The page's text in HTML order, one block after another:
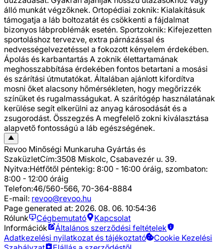
álló munkát végzőknek. Ortopédiai zoknik: Kialakításuk
támogatja a láb boltozatát és csökkenti a fájdalmat
bizonyos lábproblémák esetén. Sportzoknik: Kifejezetten
sportoláshoz tervezve, extra párnázással és
nedvességelvezetéssel a fokozott kényelem érdekében.
Ápolás és karbantartás A zoknik élettartamának
meghosszabbítása érdekében fontos betartani a mosási
és szárítási útmutatókat. Általában ajánlott kifordítva
mosni őket alacsony hőmérsékleten, hogy megőrizzék
színüket és rugalmasságukat. A szárítógép használatának
kerülése segít elkerülni az anyag károsodását és a
zsugorodást. Összegzés A megfelelő zokni kiválasztása
alapvető fontosságú a láb egészségének.
Revoo Minőségi Munkaruha Gyártás és
SzaküzletCím:3508 Miskolc, Csabavezér u. 39.
Nyitva:Hétfőtől péntekig: 8:00 - 16:00 óráig, szombaton:
8:00 - 12:00 óráig
Telefon:46/560-566, 70-364-8884
E-mail: revoo@revoo.hu
Page generated at: 2026. 08. 06. 10:54:36
Rólunk
Cégbemutató
Kapcsolat
Információk
Általános szerződési feltételek
Adatkezelési nyilatkozat és tájékoztató
Cookie Kezelési